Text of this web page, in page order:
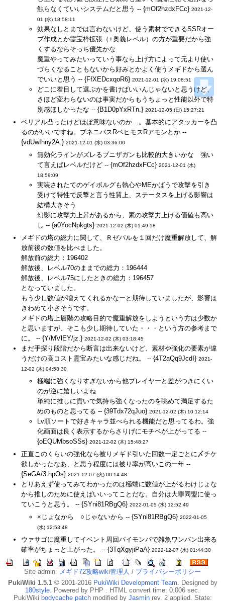
触らなくていいシステムだと思う -- {mOf2hzdxFCc} 2021-12-
01 (水) 18:58:11
効果なしとまでは言わないけど、使う素材でできるSSRオー
ブ作成とか霊宝枠拡張（+奥義レベル）の方が重要だから強
くするならそっち優先かな
魔重やってみたいっていう事なら上げ方によって元より使い
づらくなることもないから好みとかよく使うメギドから選ん
でいいと思う -- {FfXEDcxqoR6} 2021-12-01 (水) 19:08:51
どこに着目して選ぶかを書けばいいんじゃないと思うけど、
さほど変わらないのは事実だからもうちょっと性能以外で特
別感ほしかったな -- {B1D0pYxRTn.} 2021-12-05 (日) 15:27:21
ベリアル凸ったけどほぼ意味ないのか…。基本的にアタッカーを凸
るのがいいですね。ブネニバスRベヒモスRアモンとか --
{vdUwIhny2A.} 2021-12-01 (水) 03:36:00
無効化ラインがズレるブニザガンも比較的大きいかな 強い
て言えばレベルだけど -- {mOf2hzdxFCc} 2021-12-01 (水)
18:59:09
実装されたてのゲイボルグも執心やMEかばうで攻撃を引き
受けて特性で反撃と言う性質上、ステータスを上げる影響は
結構大きそう
幻影に攻撃力上昇があるから、素の攻撃力上げる価値も高い
し -- {a0YocNpkgts} 2021-12-02 (木) 01:49:58
メギドの塔の総力に関して、Ｒゼパルを１回だけ魔重解放して、解
放前後の数値を比べました。
解放前の総力：196402
解放後、レベル70のままでの総力：196444
解放後、レベル75にしたときの総力：196457
となっていました。
もう少し数値が増えてくれるかなーと期待していましたが、影響は
きわめて小さそうです。
メギドの塔上層階の攻略目的で魔重解放をしようという方は少数か
と思いますが、そこも少し期待していた・・・という方の参考まで
に。 -- {Y/MVlEY/jz.} 2021-12-02 (木) 03:18:45
まだ手探り段階だから断言は出来ないけど、素材や強化の要素が違
うだけの高コスト霊宝みたいな感じだね。 -- {4T2aQq9JcdI} 2021-
12-02 (木) 04:58:30
極端に強くなりすぎないから他プレイヤーと差がつきにくい
のが逆に嬉しいよね
単純に推しに貢いで気持ち強くなったのを眺めて満足するた
めのものと思ってる -- {39Tdx72qJuo} 2021-12-02 (木) 10:12:14
Lv順ソートで好きキャラ並べられる機能だと思ってるわ。強
化画面は良く表示するからさりげにモチベが上がってる --
{oEQUMbsoSSs} 2021-12-02 (木) 15:48:27
正直このくらいの強化なら被りメギド引いた回数一定ごとに〆チケ
欲しかったなあ、と思う程度には被り率が高いこの一年 --
{SeGA/3.hpOs} 2021-12-07 (火) 00:14:48
とりあえず使ってみてわかったのは極端に数値が上がるわけじょな
から推しのために使えばいいってことだな。自分は大罪同盟に使っ
ていこうと思う。 -- {SYni81RBgQ6} 2022-01-05 (水) 12:52:49
×じょなから ○じゃないから -- {SYni81RBgQ6} 2022-01-05
(水) 12:53:48
ウァサゴに魔重してイベント周回パイモンパで雑魚ワンパン出来る
確率がちょっと上がった。 -- {3TqXgyjiPaA} 2022-12-07 (水) 01:44:30
Site admin: メギド72攻略wiki管理人 / プライバシーポリシー
PukiWiki 1.5.1© 2001-2016 PukiWiki Development Team. Designed by
180style. Powered by PHP . HTML convert time: 0.006 sec.
PukiWiki bodycache patchmodified by Jasminrev. 2 applied. State: